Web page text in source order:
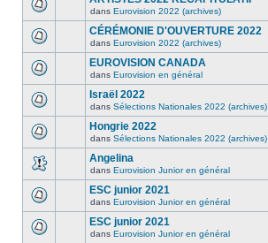
dans Eurovision 2022 (archives)
CÉRÉMONIE D'OUVERTURE 2022
dans Eurovision 2022 (archives)
EUROVISION CANADA
dans Eurovision en général
Israël 2022
dans Sélections Nationales 2022 (archives)
Hongrie 2022
dans Sélections Nationales 2022 (archives)
Angelina
dans Eurovision Junior en général
ESC junior 2021
dans Eurovision Junior en général
ESC junior 2021
dans Eurovision Junior en général